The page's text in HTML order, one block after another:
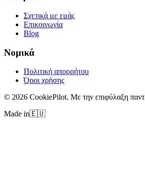
Σχετικά με εμάς
Επικοινωνία
Blog
Νομικά
Πολιτική απορρήτου
Όροι χρήσης
© 2026 CookiePilot. Με την επιφύλαξη
Made in🇪🇺